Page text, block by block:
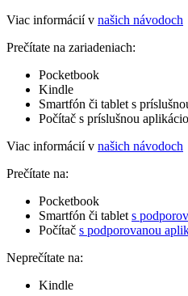
Viac informácií v našich návodoch
Prečítate na zariadeniach:
Pocketbook
Kindle
Smartfón či tablet s
Počítač s príslušnou
Viac informácií v našich návodoch
Prečítate na:
Pocketbook
Smartfón či tablet s
Počítač s podporovanou
Neprečítate na:
Kindle